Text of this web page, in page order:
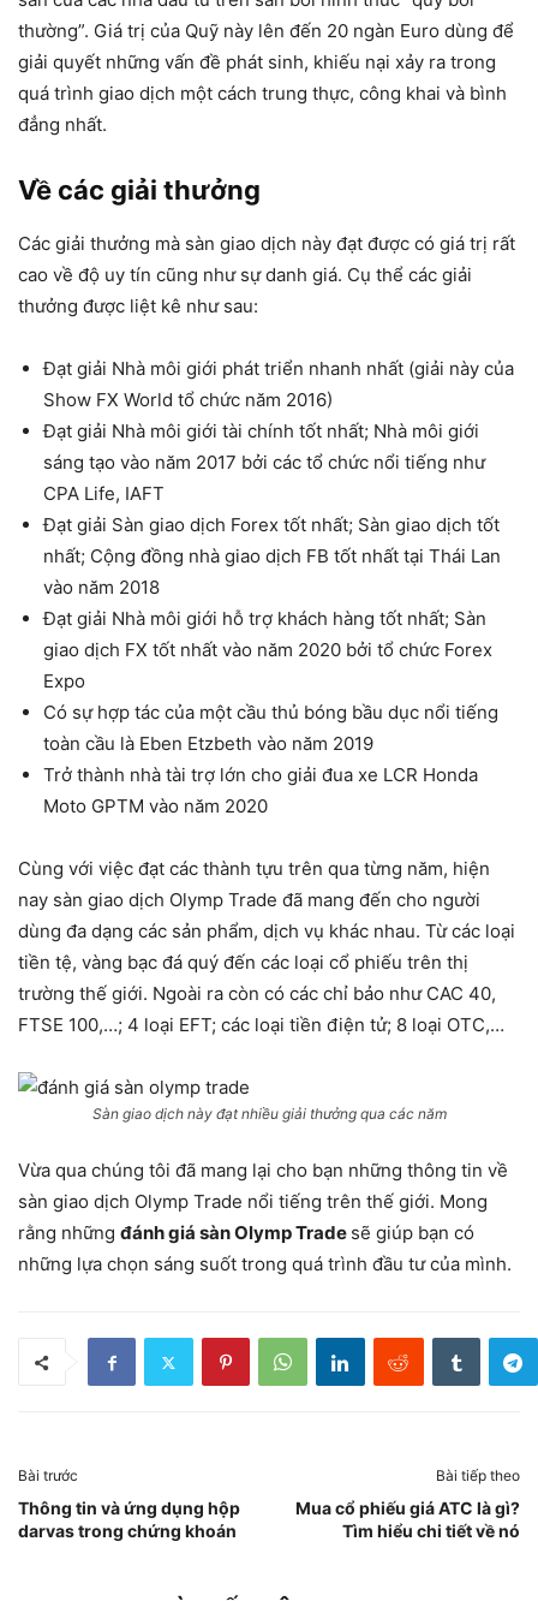
thường”. Giá trị của Quỹ này lên đến 20 ngàn Euro dùng để
giải quyết những vấn đề phát sinh, khiếu nại xảy ra trong
quá trình giao dịch một cách trung thực, công khai và bình
đẳng nhất.
Về các giải thưởng
Các giải thưởng mà sàn giao dịch này đạt được có giá trị rất
cao về độ uy tín cũng như sự danh giá. Cụ thể các giải
thưởng được liệt kê như sau:
Đạt giải Nhà môi giới phát triển nhanh nhất (giải này của
Show FX World tổ chức năm 2016)
Đạt giải Nhà môi giới tài chính tốt nhất; Nhà môi giới
sáng tạo vào năm 2017 bởi các tổ chức nổi tiếng như
CPA Life, IAFT
Đạt giải Sàn giao dịch Forex tốt nhất; Sàn giao dịch tốt
nhất; Cộng đồng nhà giao dịch FB tốt nhất tại Thái Lan
vào năm 2018
Đạt giải Nhà môi giới hỗ trợ khách hàng tốt nhất; Sàn
giao dịch FX tốt nhất vào năm 2020 bởi tổ chức Forex
Expo
Có sự hợp tác của một cầu thủ bóng bầu dục nổi tiếng
toàn cầu là Eben Etzbeth vào năm 2019
Trở thành nhà tài trợ lớn cho giải đua xe LCR Honda
Moto GPTM vào năm 2020
Cùng với việc đạt các thành tựu trên qua từng năm, hiện
nay sàn giao dịch Olymp Trade đã mang đến cho người
dùng đa dạng các sản phẩm, dịch vụ khác nhau. Từ các loại
tiền tệ, vàng bạc đá quý đến các loại cổ phiếu trên thị
trường thế giới. Ngoài ra còn có các chỉ bảo như CAC 40,
FTSE 100,…; 4 loại EFT; các loại tiền điện tử; 8 loại OTC,…
Sàn giao dịch này đạt nhiều giải thưởng qua các năm
Vừa qua chúng tôi đã mang lại cho bạn những thông tin về
sàn giao dịch Olymp Trade nổi tiếng trên thế giới. Mong
rằng những đánh giá sàn Olymp Trade sẽ giúp bạn có
những lựa chọn sáng suốt trong quá trình đầu tư của mình.
Bài trước
Thông tin và ứng dụng hộp
darvas trong chứng khoán
Bài tiếp theo
Mua cổ phiếu giá ATC là gì?
Tìm hiểu chi tiết về nó